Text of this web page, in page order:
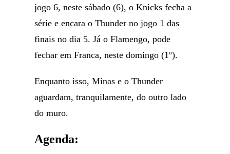
jogo 6, neste sábado (6), o Knicks fecha a
série e encara o Thunder no jogo 1 das
finais no dia 5. Já o Flamengo, pode
fechar em Franca, neste domingo (1º).
Enquanto isso, Minas e o Thunder
aguardam, tranquilamente, do outro lado
do muro.
Agenda: